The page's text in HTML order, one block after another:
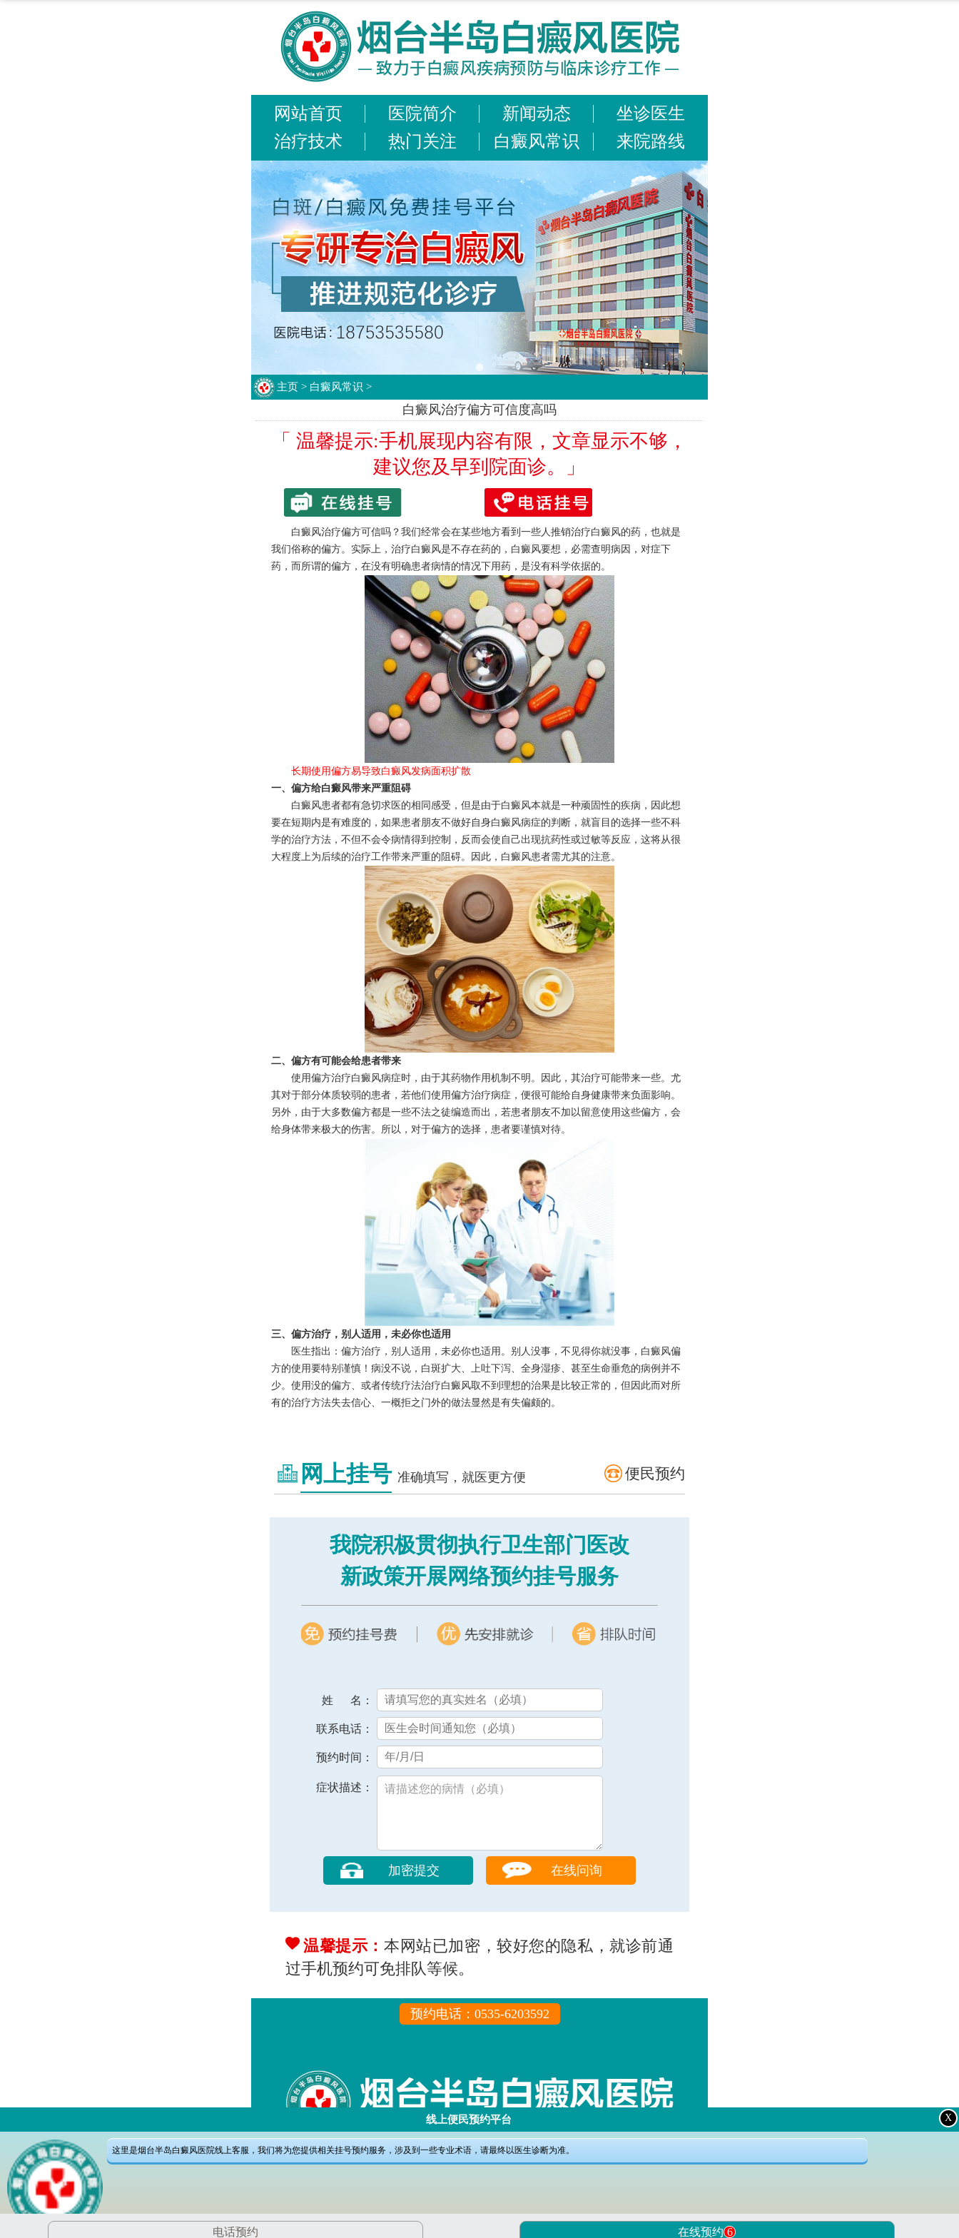
网站首页 医院简介 新闻动态
坐诊医生
治疗技术
热门关注 白癜风常识 来院路线
主页 > 白癜风常识 >
白癜风治疗偏方可信度高吗
「 温馨提示:手机展现内容有限，文章显示不够，
建议您及早到院面诊。」
白癜风治疗偏方可信吗？我们经常会在某些地方看到一些人推销治疗白癜风的药，也就是
我们俗称的偏方。实际上，治疗白癜风是不存在药的，白癜风要想，必需查明病因，对症下
药，而所谓的偏方，在没有明确患者病情的情况下用药，是没有科学依据的。
长期使用偏方易导致白癜风发病面积扩散
一、偏方给白癜风带来严重阻碍
白癜风患者都有急切求医的相同感受，但是由于白癜风本就是一种顽固性的疾病，因此想
要在短期内是有难度的，如果患者朋友不做好自身白癜风病症的判断，就盲目的选择一些不科
学的治疗方法，不但不会令病情得到控制，反而会使自己出现抗药性或过敏等反应，这将从很
大程度上为后续的治疗工作带来严重的阻碍。因此，白癜风患者需尤其的注意。
二、偏方有可能会给患者带来
使用偏方治疗白癜风病症时，由于其药物作用机制不明。因此，其治疗可能带来一些。尤
其对于部分体质较弱的患者，若他们使用偏方治疗病症，便很可能给自身健康带来负面影响。
另外，由于大多数偏方都是一些不法之徒编造而出，若患者朋友不加以留意使用这些偏方，会
给身体带来极大的伤害。所以，对于偏方的选择，患者要谨慎对待。
三、偏方治疗，别人适用，未必你也适用
医生指出：偏方治疗，别人适用，未必你也适用。别人没事，不见得你就没事，白癜风偏
方的使用要特别谨慎！病没不说，白斑扩大、上吐下泻、全身湿疹、甚至生命垂危的病例并不
少。使用没的偏方、或者传统疗法治疗白癜风取不到理想的治果是比较正常的，但因此而对所
有的治疗方法失去信心、一概拒之门外的做法显然是有失偏颇的。
网上挂号 准确填写，就医更方便 便民预约
我院积极贯彻执行卫生部门医改
新政策开展网络预约挂号服务
姓 名：
联系电话：
预约时间：
症状描述：
在线问询
温馨提示： 本网站已加密，较好您的隐私，就诊前通
过手机预约可免排队等候。
预约电话：0535-6203592
{
{d
线上便民预约平台 X
这里是烟台半岛白癜风医院线上客服，我们将为您提供相关挂号预约服务，涉及到一些专业术语，请最终以医生诊断为准。
电话预约 在线预约 6
/div>